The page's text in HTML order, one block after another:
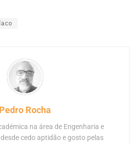
Pedro Rocha
na área de Engenharia e
cedo aptidão e gosto pelas